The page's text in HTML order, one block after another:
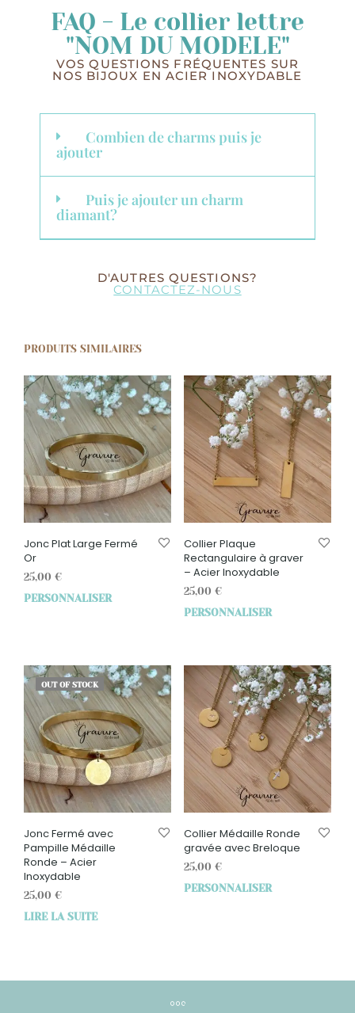
FAQ - Le collier lettre
"NOM DU MODELE"
VOS QUESTIONS FRÉQUENTES SUR
NOS BIJOUX EN ACIER INOXYDABLE
Combien de charms puis je
ajouter
Puis je ajouter un charm
diamant?
D'AUTRES QUESTIONS?
CONTACTEZ-NOUS
PRODUITS SIMILAIRES
Jonc Plat Large Fermé
Or
25,00 €
PERSONNALISER
Collier Plaque
Rectangulaire à graver
– Acier Inoxydable
25,00 €
PERSONNALISER
OUT OF STOCK
Jonc Fermé avec
Pampille Médaille
Ronde – Acier
Inoxydable
25,00 €
LIRE LA SUITE
Collier Médaille Ronde
gravée avec Breloque
25,00 €
PERSONNALISER